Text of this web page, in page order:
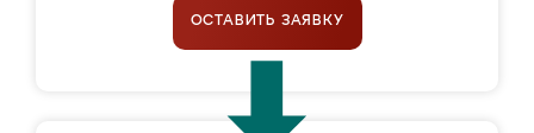
ОСТАВИТЬ ЗАЯВКУ